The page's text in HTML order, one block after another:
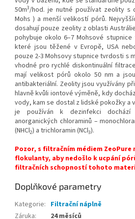
50m3/hod. je nutné používat zeolity s
Mohs ) a menší velikostí pórů.
dosahují pouze zeolity z oblasti
pohybuje okolo 6–7 Mohsové
které jsou těžené v Evropě, USA
pouze 2-3 Mohsovy stupnice tvrdosti s
vhodné pro rychlé diskontinuální
mají velikost pórů okolo 50 nm a
antibakteriální. Zeolity jsou využívány
hlavně kvůli iontové výměně, kdy
vody, kam se dostal z lidské pokožky a
je používán k dezinfekci
anorganických chloraminů –
(NHCl2) a trichloramin (NCl3).
Pozor, s filtračním médiem ZeoPure
flokulanty, aby nedošlo k ucpání
filtračních schopností tohoto
Doplňkové parametry
Kategorie: Filtrační náplně
Záruka: 24 měsíců